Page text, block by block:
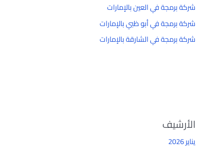
شركة برمجة في العين بالإمارات
شركة برمجة في أبو ظبي بالإمارات
شركة برمجة في الشارقة بالإمارات
الأرشيف
يناير 2026